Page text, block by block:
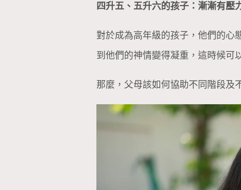
四升五、五升六的孩子：漸漸有壓
對於成為高年級的孩子，他們的心
到他們的神情變得凝重，這時候可
那麼，父母該如何協助不同階段及